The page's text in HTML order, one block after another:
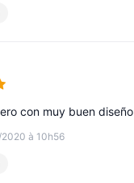
à 10h56
con muy buen diseño